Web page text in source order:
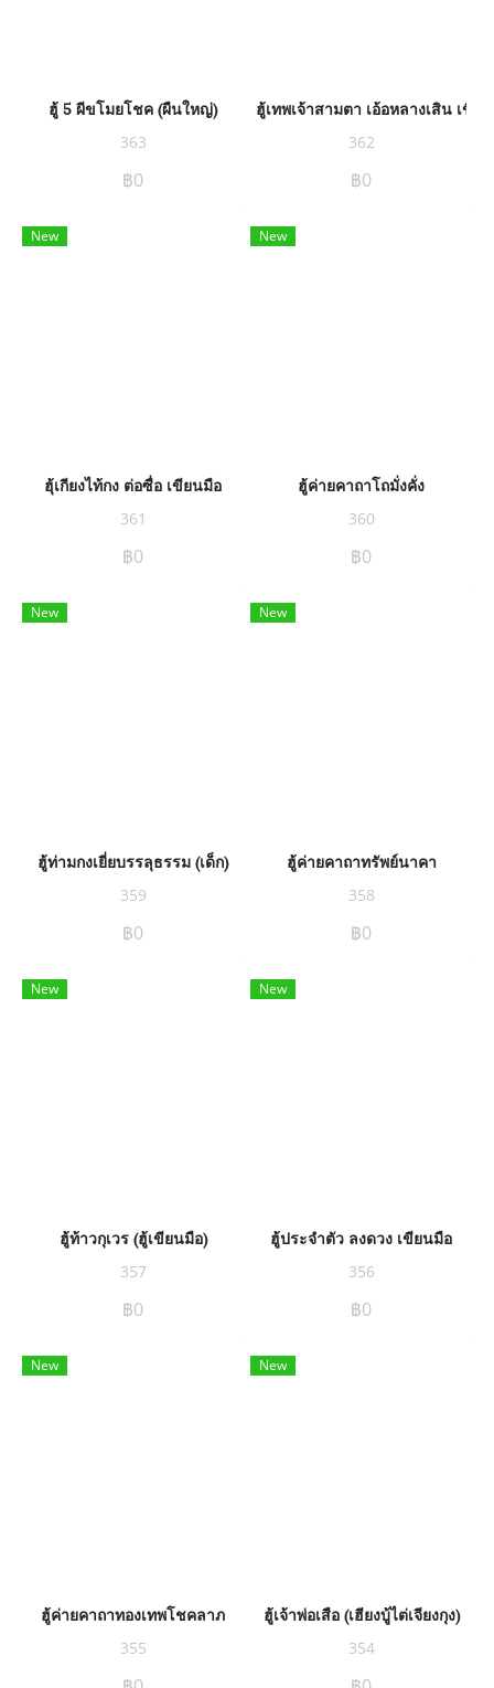
ฮู้ 5 ผีขโมยโชค (ผืนใหญ่)
363
฿0
ฮู้เทพเจ้าสามตา เอ้อหลางเสิน เขีย
362
฿0
New
ฮุ้เกียงไท้กง ต่อซื่อ เขียนมือ
361
฿0
New
ฮู้ค่ายคาถาโถมั่งคั่ง
360
฿0
New
ฮู้ท่ามกงเยี่ยบรรลุธรรม (เด็ก)
359
฿0
New
ฮู้ค่ายคาถาทรัพย์นาคา
358
฿0
New
ฮู้ท้าวกุเวร (ฮู้เขียนมือ)
357
฿0
New
ฮู้ประจำตัว ลงดวง เขียนมือ
356
฿0
New
ฮู้ค่ายคาถาทองเทพโชคลาภ
355
New
ฮู้เจ้าพ่อเสือ (เฮียงบู้ไต่เจียงกุง)
354